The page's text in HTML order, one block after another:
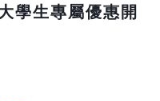
學生專屬優惠開